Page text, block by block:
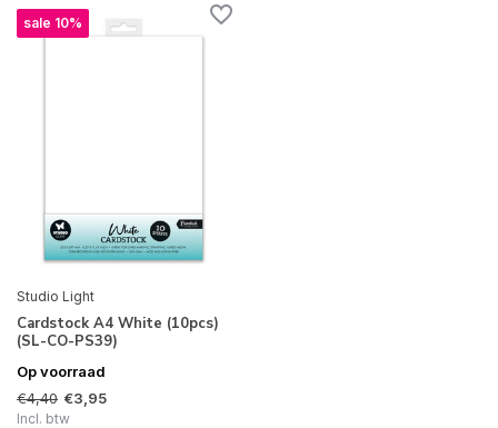
sale 10%
Studio Light
Cardstock A4 White (10pcs)
(SL-CO-PS39)
Op voorraad
€4,40 €3,95
Incl. btw